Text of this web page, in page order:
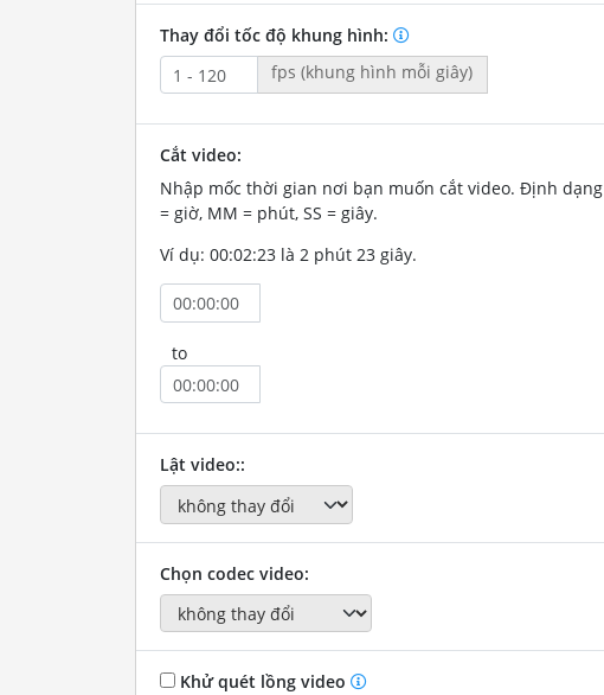
Thay đổi tốc độ khung hình:
fps (khung hình mỗi giây)
Cắt video:
Nhập mốc thời gian nơi bạn muốn cắt video. Định dạng
= giờ, MM = phút, SS = giây.
Ví dụ: 00:02:23 là 2 phút 23 giây.
to
Lật video::
Chọn codec video:
Khử quét lồng video